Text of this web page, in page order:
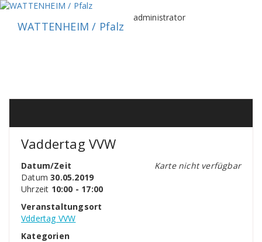
Zum
springenWATTENHEIM / Pfalz
administrator
Vaddertag VVW
Karte nicht verfügbar
Datum/Zeit
Datum30.05.2019
Uhrzeit 10:00 - 17:00
Veranstaltungsort
Vddertag VVW
Kategorien